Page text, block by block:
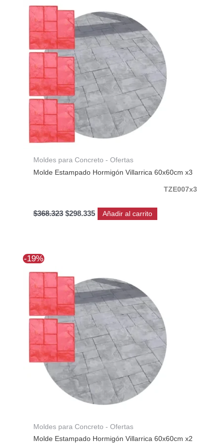
Moldes para Concreto - Ofertas
Molde Estampado Hormigón Villarrica 60x60cm x3
TZE007x3
$368.323
original
era:
$368.323.
$298.335
es:
$298.335.
Añadir al carrito
-19%
Moldes para Concreto - Ofertas
Molde Estampado Hormigón Villarrica 60x60cm x2
original
era:
$256.784.
es:
$208.001.